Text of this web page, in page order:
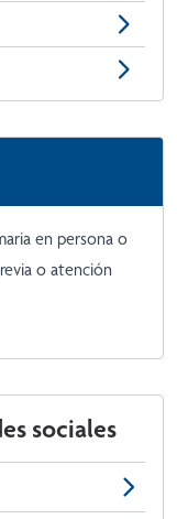
en persona o
o atención
sociales